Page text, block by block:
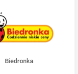
Biedronka